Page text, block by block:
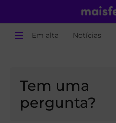
Em alta Notícias
Tem uma
pergunta?